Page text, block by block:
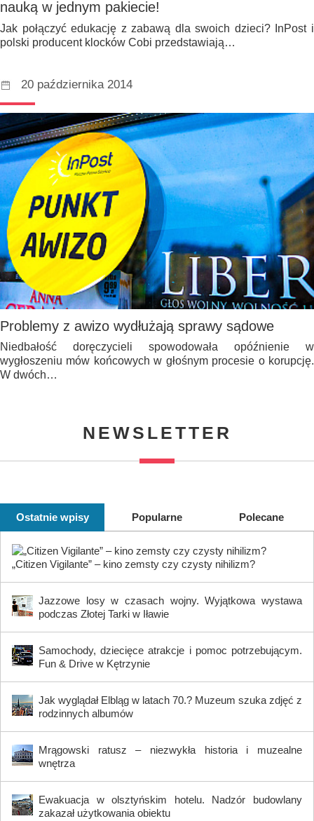
nauką w jednym pakiecie!
Jak połączyć edukację z zabawą dla swoich dzieci? InPost i
polski producent klocków Cobi przedstawiają…
20 października 2014
Problemy z awizo wydłużają sprawy sądowe
Niedbałość doręczycieli spowodowała opóźnienie w
wygłoszeniu mów końcowych w głośnym procesie o korupcję.
W dwóch…
NEWSLETTER
Ostatnie wpisy Popularne Polecane
„Citizen Vigilante” – kino zemsty czy czysty nihilizm?
Jazzowe losy w czasach wojny. Wyjątkowa wystawa
podczas Złotej Tarki w Iławie
Samochody, dziecięce atrakcje i pomoc potrzebującym.
Fun & Drive w Kętrzynie
Jak wyglądał Elbląg w latach 70.? Muzeum szuka zdjęć z
rodzinnych albumów
Mrągowski ratusz – niezwykła historia i muzealne
wnętrza
Ewakuacja w olsztyńskim hotelu. Nadzór budowlany
zakazał użytkowania obiektu